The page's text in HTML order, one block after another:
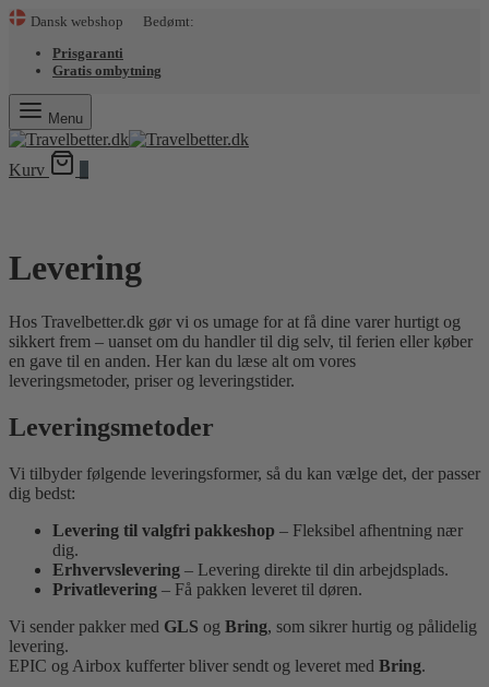
Dansk webshop Bedømt:
Prisgaranti
Gratis ombytning
Menu
Kurv
Levering
Hos Travelbetter.dk gør vi os umage for at få dine varer hurtigt og
sikkert frem – uanset om du handler til dig selv, til ferien eller køber
en gave til en anden. Her kan du læse alt om vores
leveringsmetoder, priser og leveringstider.
Leveringsmetoder
Vi tilbyder følgende leveringsformer, så du kan vælge det, der passer
dig bedst:
Levering til valgfri pakkeshop – Fleksibel afhentning nær
dig.
Erhvervslevering – Levering direkte til din arbejdsplads.
Privatlevering – Få pakken leveret til døren.
Vi sender pakker med GLS og Bring, som sikrer hurtig og pålidelig
levering.
EPIC og Airbox kufferter bliver sendt og leveret med Bring.